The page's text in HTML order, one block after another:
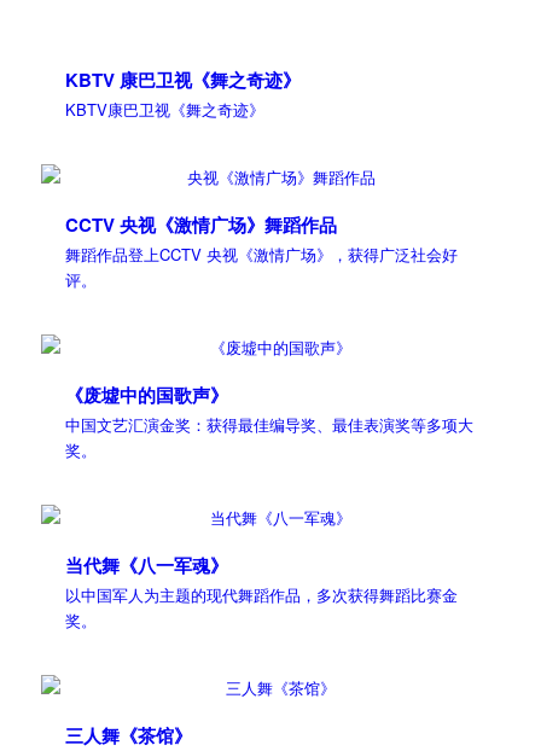
KBTV 康巴卫视《舞之奇迹》
KBTV康巴卫视《舞之奇迹》
CCTV 央视《激情广场》舞蹈作品
舞蹈作品登上CCTV 央视《激情广场》，获得广泛社会好
评。
《废墟中的国歌声》
中国文艺汇演金奖：获得最佳编导奖、最佳表演奖等多项大
奖。
当代舞《八一军魂》
以中国军人为主题的现代舞蹈作品，多次获得舞蹈比赛金
奖。
三人舞《茶馆》